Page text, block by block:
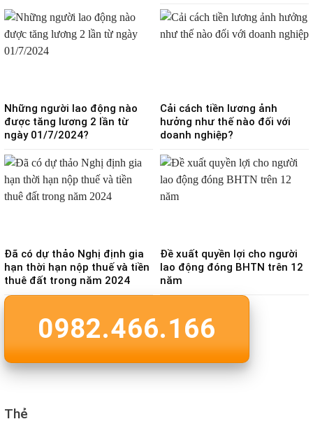
Những người lao động nào
được tăng lương 2 lần từ
ngày 01/7/2024?
Cải cách tiền lương ảnh
hưởng như thế nào đối với
doanh nghiệp?
Đã có dự thảo Nghị định gia
hạn thời hạn nộp thuế và tiền
thuê đất trong năm 2024
Đề xuất quyền lợi cho người
lao động đóng BHTN trên 12
năm
0982.466.166
Thẻ